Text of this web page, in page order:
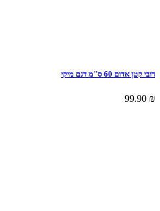
דובי קטן אדום 60 ס"מ דגם מיקי
₪